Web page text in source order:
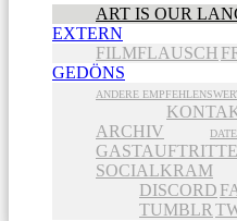
ART IS OUR
EXTERN
FILMFLAUSCH
GEDÖNS
ANDERE
ARCHIV
GASTAUFTRITTE
SOCIALKRAM
DISCORD
TUMBLR